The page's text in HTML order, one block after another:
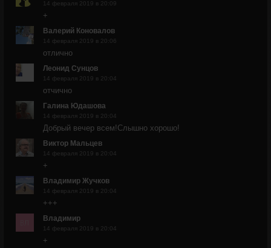
14 февраля 2019 в 20:09
+
Валерий Коновалов
14 февраля 2019 в 20:06
отлично
Леонид Сунцов
14 февраля 2019 в 20:04
отчично
Галина Юдашова
14 февраля 2019 в 20:04
Добрый вечер всем!Слышно хорошо!
Виктор Мальцев
14 февраля 2019 в 20:04
+
Владимир Жучков
14 февраля 2019 в 20:04
+++
Владимир
14 февраля 2019 в 20:04
+